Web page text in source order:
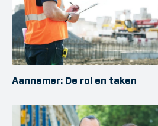
Aannemer: De rol en taken